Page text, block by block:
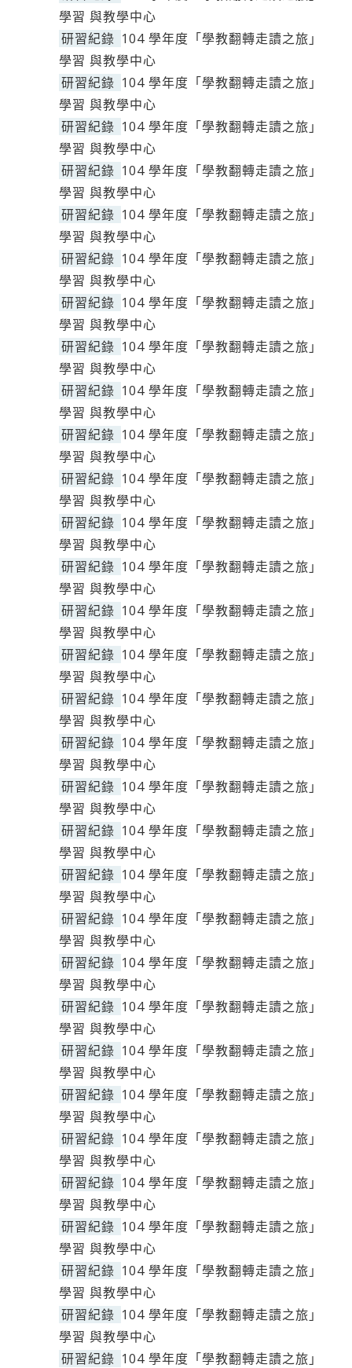
學習 與教學中心
研習紀錄 104 學年度「學教翻轉走讀之旅」
學習 與教學中心
研習紀錄 104 學年度「學教翻轉走讀之旅」
學習 與教學中心
研習紀錄 104 學年度「學教翻轉走讀之旅」
學習 與教學中心
研習紀錄 104 學年度「學教翻轉走讀之旅」
學習 與教學中心
研習紀錄 104 學年度「學教翻轉走讀之旅」
學習 與教學中心
研習紀錄 104 學年度「學教翻轉走讀之旅」
學習 與教學中心
研習紀錄 104 學年度「學教翻轉走讀之旅」
學習 與教學中心
研習紀錄 104 學年度「學教翻轉走讀之旅」
學習 與教學中心
研習紀錄 104 學年度「學教翻轉走讀之旅」
學習 與教學中心
研習紀錄 104 學年度「學教翻轉走讀之旅」
學習 與教學中心
研習紀錄 104 學年度「學教翻轉走讀之旅」
學習 與教學中心
研習紀錄 104 學年度「學教翻轉走讀之旅」
學習 與教學中心
研習紀錄 104 學年度「學教翻轉走讀之旅」
學習 與教學中心
研習紀錄 104 學年度「學教翻轉走讀之旅」
學習 與教學中心
研習紀錄 104 學年度「學教翻轉走讀之旅」
學習 與教學中心
研習紀錄 104 學年度「學教翻轉走讀之旅」
學習 與教學中心
研習紀錄 104 學年度「學教翻轉走讀之旅」
學習 與教學中心
研習紀錄 104 學年度「學教翻轉走讀之旅」
學習 與教學中心
研習紀錄 104 學年度「學教翻轉走讀之旅」
學習 與教學中心
研習紀錄 104 學年度「學教翻轉走讀之旅」
學習 與教學中心
研習紀錄 104 學年度「學教翻轉走讀之旅」
學習 與教學中心
研習紀錄 104 學年度「學教翻轉走讀之旅」
學習 與教學中心
研習紀錄 104 學年度「學教翻轉走讀之旅」
學習 與教學中心
研習紀錄 104 學年度「學教翻轉走讀之旅」
學習 與教學中心
研習紀錄 104 學年度「學教翻轉走讀之旅」
學習 與教學中心
研習紀錄 104 學年度「學教翻轉走讀之旅」
學習 與教學中心
研習紀錄 104 學年度「學教翻轉走讀之旅」
學習 與教學中心
研習紀錄 104 學年度「學教翻轉走讀之旅」
學習 與教學中心
研習紀錄 104 學年度「學教翻轉走讀之旅」
學習 與教學中心
研習紀錄 104 學年度「學教翻轉走讀之旅」
學習 與教學中心
研習紀錄 104 學年度「學教翻轉走讀之旅」